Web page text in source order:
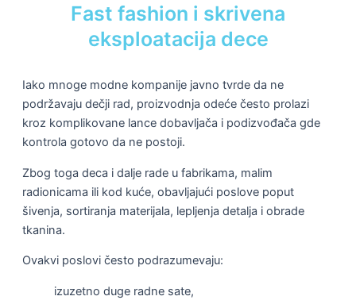
Fast fashion i skrivena
eksploatacija dece
Iako mnoge modne kompanije javno tvrde da ne
podržavaju dečji rad, proizvodnja odeće često prolazi
kroz komplikovane lance dobavljača i podizvođača gde
kontrola gotovo da ne postoji.
Zbog toga deca i dalje rade u fabrikama, malim
radionicama ili kod kuće, obavljajući poslove poput
šivenja, sortiranja materijala, lepljenja detalja i obrade
tkanina.
Ovakvi poslovi često podrazumevaju:
izuzetno duge radne sate,